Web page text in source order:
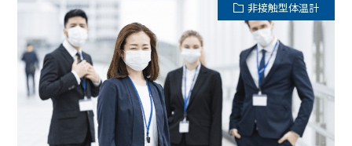
非接触型体温計